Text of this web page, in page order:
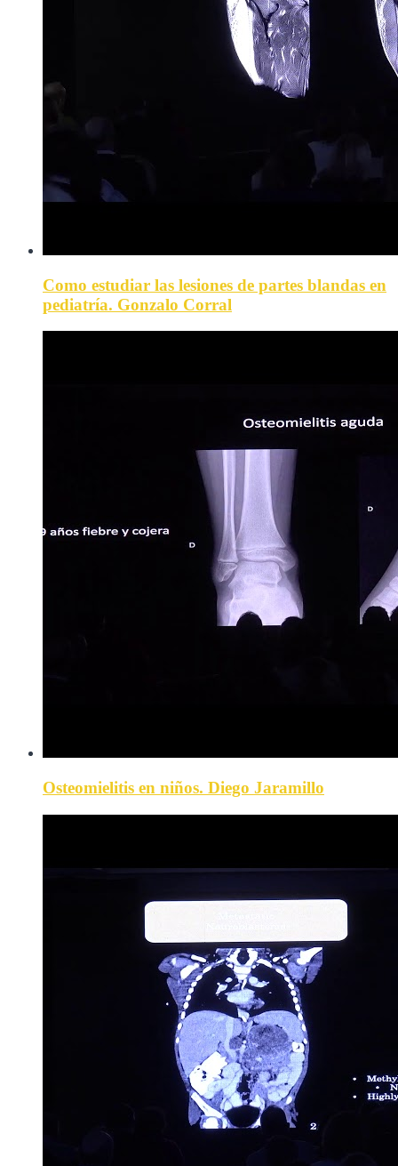
Como estudiar las lesiones de partes blandas en
pediatría. Gonzalo Corral
Osteomielitis en niños. Diego Jaramillo